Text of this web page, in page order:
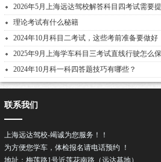
2026年5月上海远达驾校解答科目四考试需要
理论考试有什么秘籍
2024年10月科目二考试，这些考前准备要做好
2025年9月上海学车科目三考试直线行驶怎么
2024年10月科一科四答题技巧有哪些？
联系我们
上海远达驾校-竭诚为您服务！！
为方便您学车，体检报名请电话预约 ！
地址：梅莲路1号近莲花南路（远达基地）